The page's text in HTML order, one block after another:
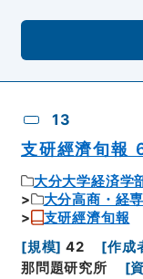
13
支研經濟旬報
大分大学経済学
大分高商・経
支研經濟旬報
[規模] 42 [作成
那問題研究所
[